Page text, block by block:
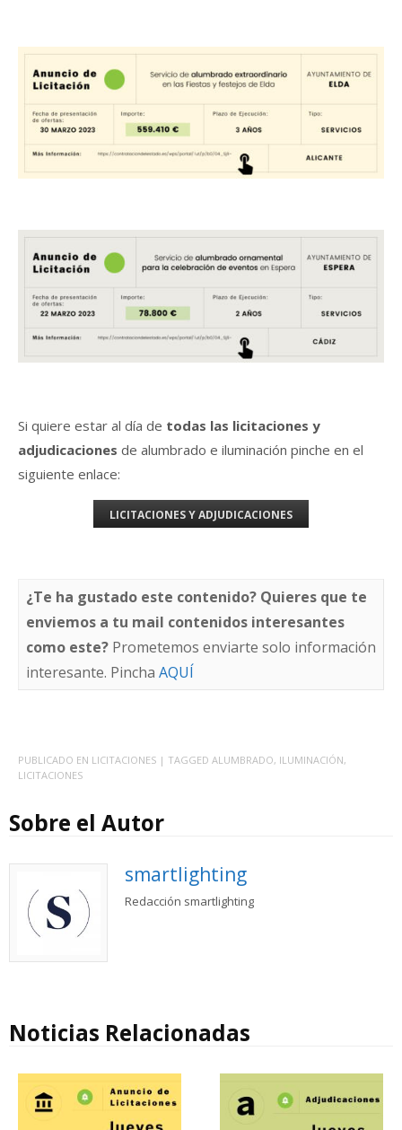
Si quiere estar al día de todas las licitaciones y
adjudicaciones de alumbrado e iluminación pinche en el
siguiente enlace:
LICITACIONES Y ADJUDICACIONES
¿Te ha gustado este contenido? Quieres que te
enviemos a tu mail contenidos interesantes
como este? Prometemos enviarte solo información
interesante. Pincha AQUÍ
PUBLICADO EN LICITACIONES | TAGGED ALUMBRADO, ILUMINACIÓN,
LICITACIONES
Sobre el Autor
smartlighting
Redacción smartlighting
Noticias Relacionadas